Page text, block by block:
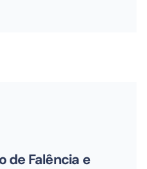
de Falência e